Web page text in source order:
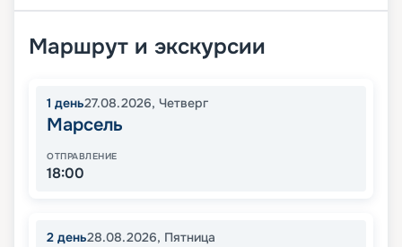
Маршрут и экскурсии
1 день27.08.2026, Четверг
Марсель
ОТПРАВЛЕНИЕ
18:00
2 день28.08.2026, Пятница